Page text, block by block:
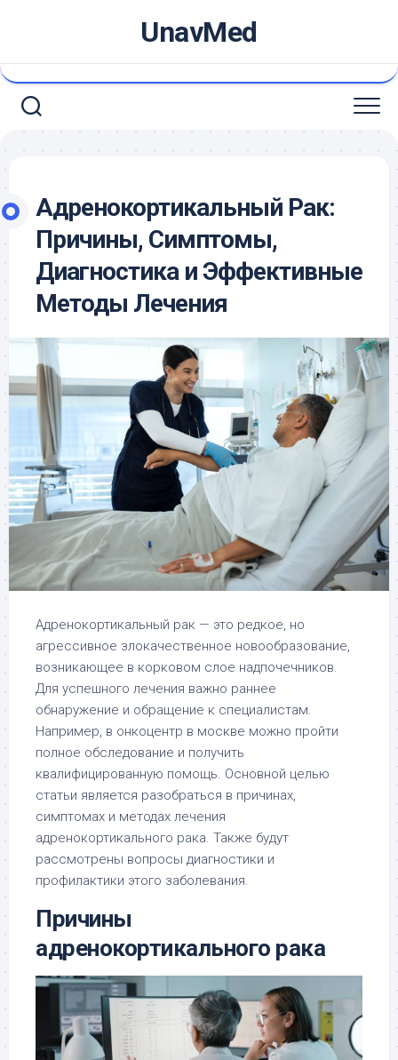
UnavMed
Адренокортикальный Рак:
Причины, Симптомы,
Диагностика и Эффективные
Методы Лечения
Адренокортикальный рак — это редкое, но
агрессивное злокачественное новообразование,
возникающее в корковом слое надпочечников.
Для успешного лечения важно раннее
обнаружение и обращение к специалистам.
Например, в онкоцентр в москве можно пройти
полное обследование и получить
квалифицированную помощь. Основной целью
статьи является разобраться в причинах,
симптомах и методах лечения
адренокортикального рака. Также будут
рассмотрены вопросы диагностики и
профилактики этого заболевания.
Причины
адренокортикального рака